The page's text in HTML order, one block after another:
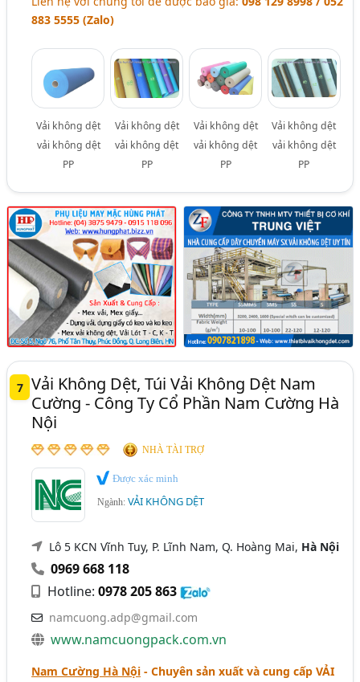
883 5555 (Zalo)
Vải không dệt
vải không dệt
PP
Vải không dệt
vải không dệt
PP
Vải không dệt
vải không dệt
PP
Vải không dệt
vải không dệt
PP
7 Vải Không Dệt, Túi Vải Không Dệt Nam
Cường - Công Ty Cổ Phần Nam Cường Hà
Nội
NHÀ TÀI TRỢ
Được xác minh
Ngành:VẢI KHÔNG DỆT
Lô 5 KCN Vĩnh Tuy, P. Lĩnh Nam, Q. Hoàng Mai, Hà Nội
0969 668 118
Hotline:0978 205 863
namcuong.adp@gmail.com
www.namcuongpack.com.vn
Nam Cường Hà Nội - Chuyên sản xuất và cung cấpVẢI